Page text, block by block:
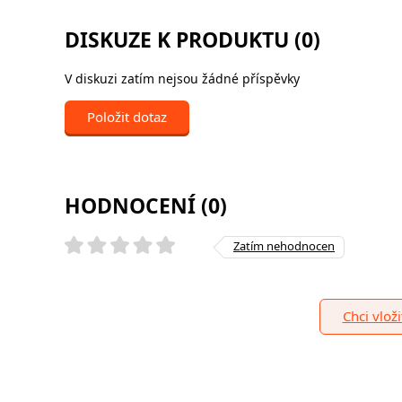
DISKUZE K PRODUKTU (0)
V diskuzi zatím nejsou žádné příspěvky
Položit dotaz
HODNOCENÍ (0)
Zatím nehodnocen
Chci